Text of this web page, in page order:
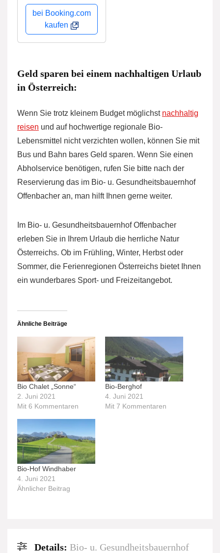
bei Booking.com
kaufen
Geld sparen bei einem nachhaltigen Urlaub
in Österreich:
Wenn Sie trotz kleinem Budget möglichst nachhaltig
reisen und auf hochwertige regionale Bio-
Lebensmittel nicht verzichten wollen, können Sie mit
Bus und Bahn bares Geld sparen. Wenn Sie einen
Abholservice benötigen, rufen Sie bitte nach der
Reservierung das im Bio- u. Gesundheitsbauernhof
Offenbacher an, man hilft Ihnen gerne weiter.
Im Bio- u. Gesundheitsbauernhof Offenbacher
erleben Sie in Ihrem Urlaub die herrliche Natur
Österreichs. Ob im Frühling, Winter, Herbst oder
Sommer, die Ferienregionen Österreichs bietet Ihnen
ein wunderbares Sport- und Freizeitangebot.
Ähnliche Beiträge
Bio Chalet „Sonne“
2. Juni 2021
Mit 6 Kommentaren
Bio-Berghof
4. Juni 2021
Mit 7 Kommentaren
Bio-Hof Windhaber
4. Juni 2021
Ähnlicher Beitrag
Details: Bio- u. Gesundheitsbauernhof